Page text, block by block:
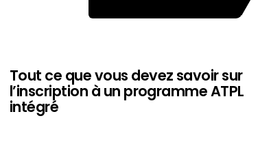
Tout ce que vous devez savoir sur
l’inscription à un programme ATPL
intégré